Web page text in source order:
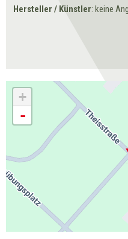
Hersteller / Künstler: keine
+
-